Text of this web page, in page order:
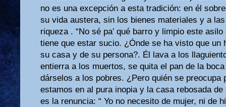
no es una excepción a esta tradición: en él
su vida austera, sin los bienes materiales y a
riqueza . “No sé pa’ qué barro y limpio este
tiene que estar sucio. ¿Ónde se ha visto que un
su casa y de su persona?. Él lava a los
entierra a los muertos, se quita el pan de la
dárselos a los pobres. ¿Pero quién se preocupa
estamos en al pura inopia y la casa rebosada
es la renuncia: “ Yo no necesito de mujer, ni de